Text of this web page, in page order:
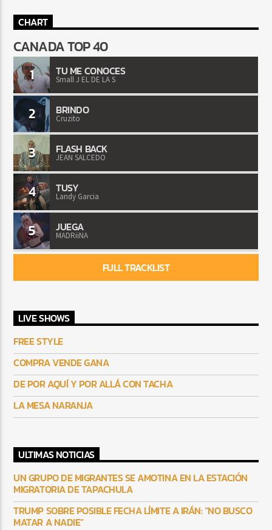
CHART
CANADA TOP 40
1 TU ME CONOCES
Small J EL DE LA S
2 BRINDO
Cruzito
3 FLASH BACK
JEAN SALCEDO
4 TUSY
Landy Garcia
5 JUEGA
MADRiiNA
FULL TRACKLIST
LIVE SHOWS
FREE STYLE
COMPRA VENDE GANA
DE POR AQUÍ Y POR ALLÁ CON TACHA
LA MESA NARANJA
ULTIMAS NOTICIAS
UN GRUPO DE MIGRANTES SE AMOTINA EN LA ESTACIÓN
MIGRATORIA DE TAPACHULA
TRUMP SOBRE POSIBLE FECHA LÍMITE A IRÁN: “NO BUSCO
MATAR A NADIE”